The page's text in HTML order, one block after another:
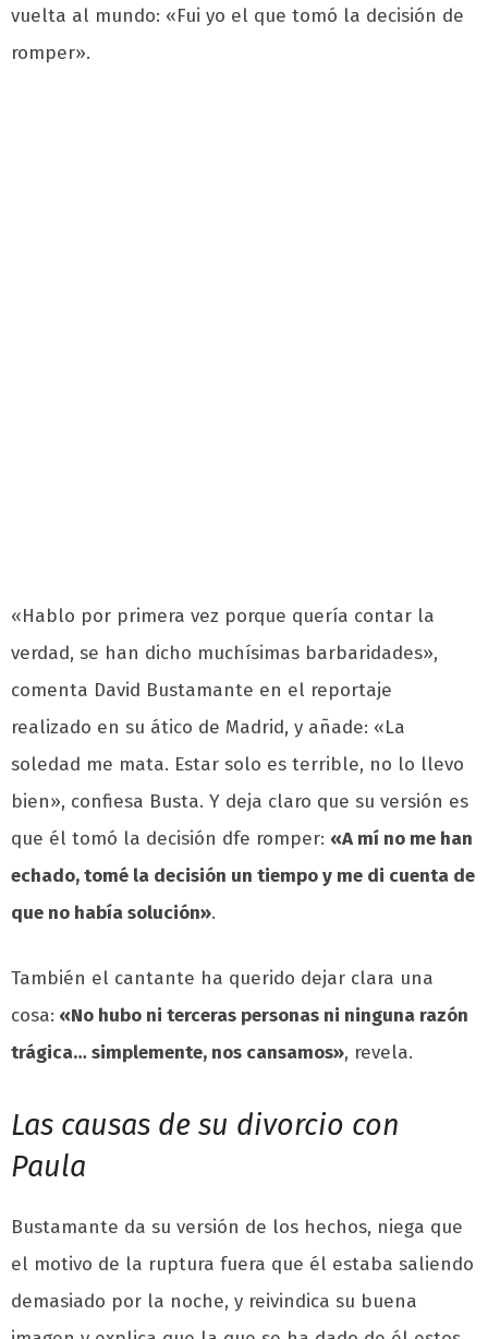
vuelta al mundo: «Fui yo el que tomó la decisión de
romper».
«Hablo por primera vez porque quería contar la
verdad, se han dicho muchísimas barbaridades»,
comenta David Bustamante en el reportaje
realizado en su ático de Madrid, y añade: «La
soledad me mata. Estar solo es terrible, no lo llevo
bien», confiesa Busta. Y deja claro que su versión es
que él tomó la decisión dfe romper: «A mí no me han
echado, tomé la decisión un tiempo y me di cuenta de
que no había solución».
También el cantante ha querido dejar clara una
cosa: «No hubo ni terceras personas ni ninguna razón
trágica… simplemente, nos cansamos», revela.
Las causas de su divorcio con
Paula
Bustamante da su versión de los hechos, niega que
el motivo de la ruptura fuera que él estaba saliendo
demasiado por la noche, y reivindica su buena